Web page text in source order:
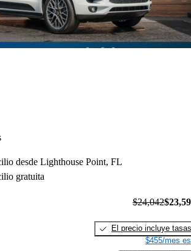
desde Lighthouse Point, FL
gratuita
$24,042
El precio incluye tasas
$455/mes